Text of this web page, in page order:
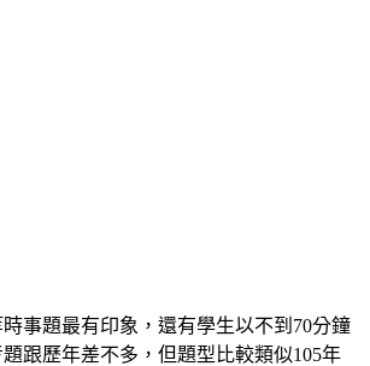
事題最有印象，還有學生以不到70分鐘
跟歷年差不多，但題型比較類似105年